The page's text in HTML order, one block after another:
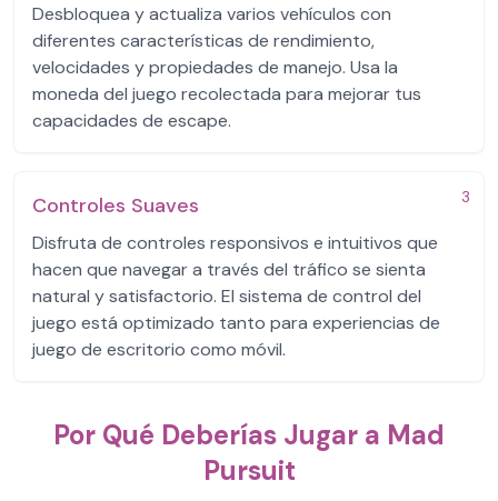
Desbloquea y actualiza varios vehículos con
diferentes características de rendimiento,
velocidades y propiedades de manejo. Usa la
moneda del juego recolectada para mejorar tus
capacidades de escape.
3
Controles Suaves
Disfruta de controles responsivos e intuitivos que
hacen que navegar a través del tráfico se sienta
natural y satisfactorio. El sistema de control del
juego está optimizado tanto para experiencias de
juego de escritorio como móvil.
Por Qué Deberías Jugar a Mad
Pursuit